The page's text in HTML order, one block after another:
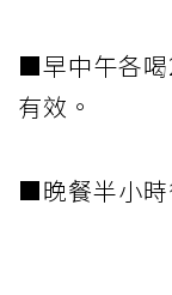
■早中午各喝
有效。
■晚餐半小時